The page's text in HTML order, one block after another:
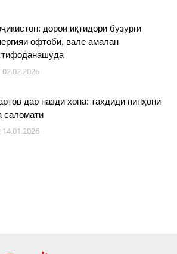
дорои иқтидори бузурги
офтобӣ, вале амалан
02.02.2026
дар назди хона: таҳдиди пинҳонӣ
саломатӣ
14.01.2026